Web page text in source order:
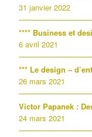
31 janvier 2022
**** Business et
6 avril 2021
*** Le design –
26 mars 2021
Victor Papanek :
24 mars 2021